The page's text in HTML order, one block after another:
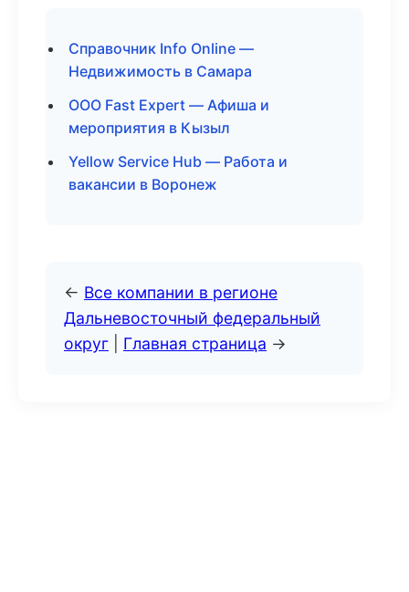
Справочник Info Online —
Недвижимость в Самара
ООО Fast Expert — Афиша и
мероприятия в Кызыл
Yellow Service Hub — Работа и
вакансии в Воронеж
← Все компании в регионе
Дальневосточный федеральный
округ
Главная страница →